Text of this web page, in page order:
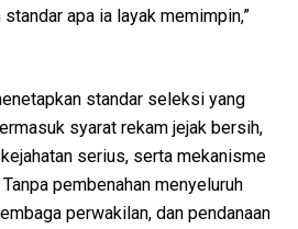
apa ia layak memimpin,”
standar seleksi yang
syarat rekam jejak bersih,
serius, serta mekanisme
pembenahan menyeluruh
perwakilan, dan pendanaan